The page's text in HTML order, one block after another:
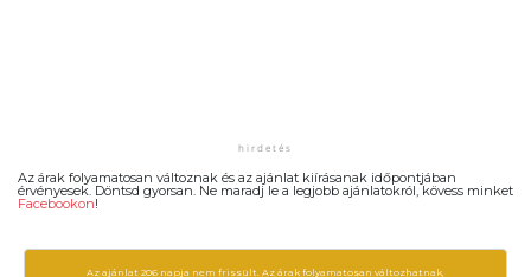
Az árak folyamatosan változnak és az ajánlat kiírásanak időpontjában
érvényesek. Döntsd gyorsan. Ne maradj le a legjobb ajánlatokról, kövess minket
Facebookon!
Az ajánlat 206 napja nem frissült. Az árak folyamatosan változhatnak,